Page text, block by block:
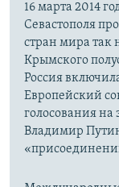
16 марта 2014
Севастополя
стран мира так
Крымского
Россия
Европейский
голосования
Владимир